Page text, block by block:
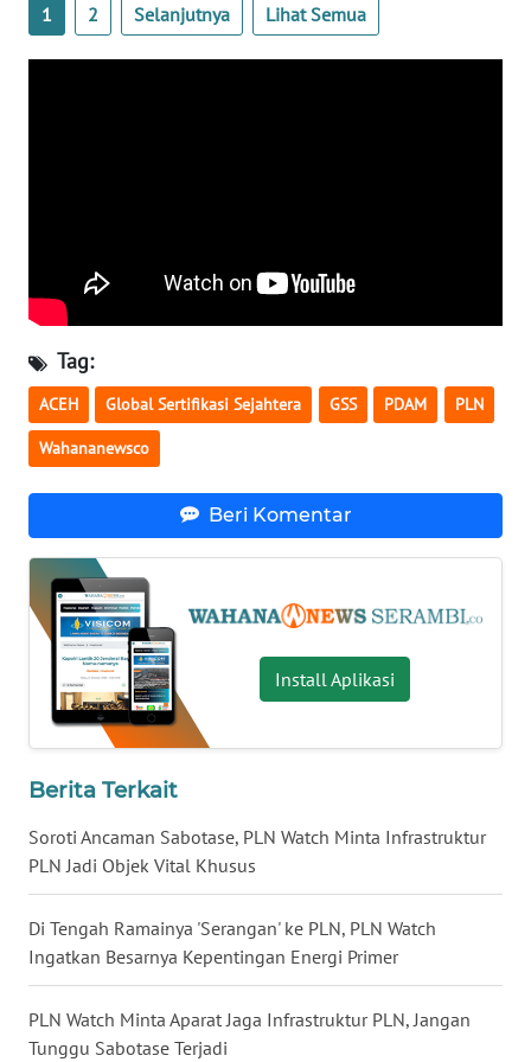
1 2 Selanjutnya Lihat Semua
Tag:
ACEH Global Sertifikasi Sejahtera GSS PDAM PLN
Wahananewsco
Beri Komentar
Install Aplikasi
Berita Terkait
Soroti Ancaman Sabotase, PLN Watch Minta Infrastruktur
PLN Jadi Objek Vital Khusus
Di Tengah Ramainya 'Serangan' ke PLN, PLN Watch
Ingatkan Besarnya Kepentingan Energi Primer
PLN Watch Minta Aparat Jaga Infrastruktur PLN, Jangan
Tunggu Sabotase Terjadi
JAMBI
SULTENG
WN
SULBAR
WN
BABEL
WN
SUMSEL
WN
BENGKULU
WN
WN
JATENG
WN
NUSANTARA
WN